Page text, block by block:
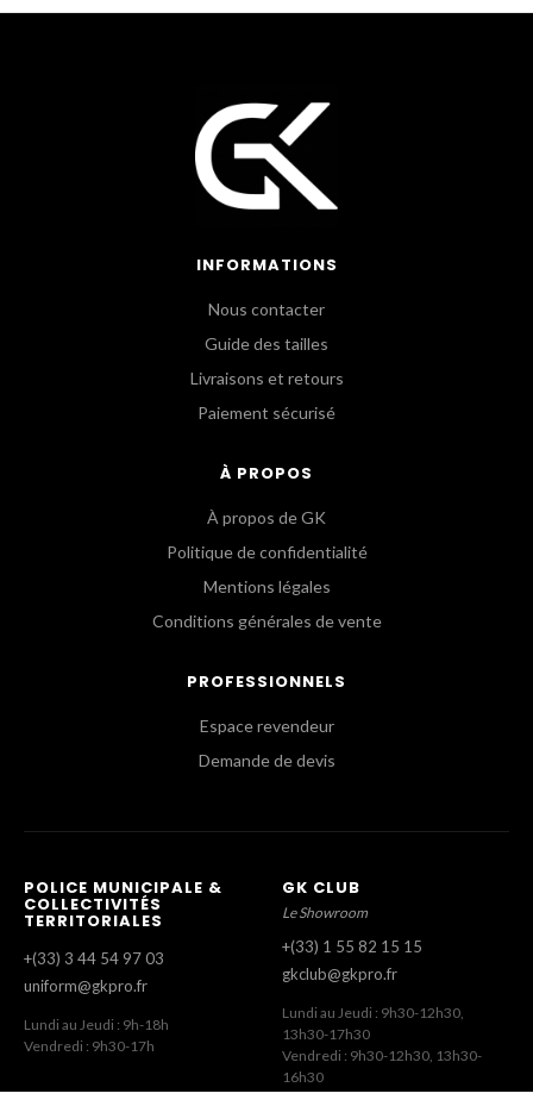
INFORMATIONS
Nous contacter
Guide des tailles
Livraisons et retours
Paiement sécurisé
À PROPOS
À propos de GK
Politique de confidentialité
Mentions légales
Conditions générales de vente
PROFESSIONNELS
Espace revendeur
Demande de devis
POLICE MUNICIPALE &
COLLECTIVITÉS
TERRITORIALES
+(33) 3 44 54 97 03
uniform@gkpro.fr
Lundi au Jeudi : 9h-18h
Vendredi : 9h30-17h
GK CLUB
Le Showroom
+(33) 1 55 82 15 15
gkclub@gkpro.fr
Lundi au Jeudi : 9h30-12h30,
13h30-17h30
Vendredi : 9h30-12h30, 13h30-
16h30